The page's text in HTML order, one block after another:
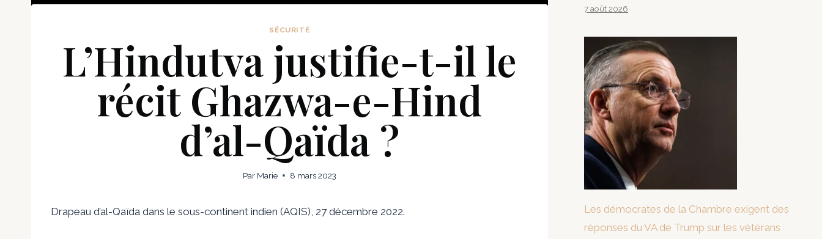
SÉCURITÉ
L’Hindutva justifie-t-il le
récit Ghazwa-e-Hind
d’al-Qaïda ?
Par Marie 8 mars 2023
Drapeau d’al-Qaïda dans le sous-continent indien (AQIS), 27 décembre 2022.
7 août 2026
Les démocrates de la Chambre exigent des
réponses du VA de Trump sur les vétérans